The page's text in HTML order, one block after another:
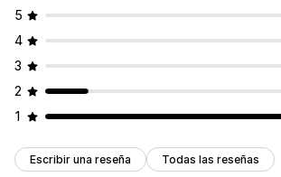
5
4
3
2
1
Escribir una reseña Todas las reseñas